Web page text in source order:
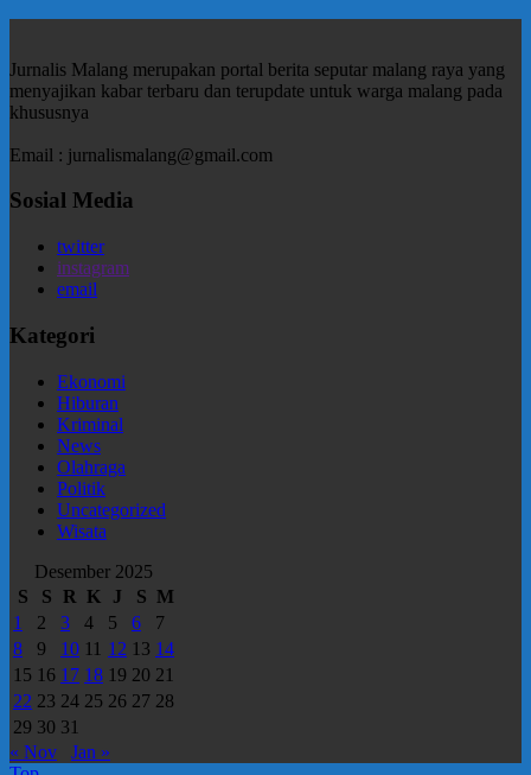
Jurnalis Malang merupakan portal berita seputar malang raya yang
menyajikan kabar terbaru dan terupdate untuk warga malang pada
khususnya
Email : jurnalismalang@gmail.com
Sosial Media
twitter
instagram
email
Kategori
Ekonomi
Hiburan
Kriminal
News
Olahraga
Politik
Uncategorized
Wisata
Desember 2025
S
S R K J S M
1
2 3 4 5 6
7
8
9 10 11 12 13 14
15 16 17 18 19 20 21
22 23 24 25 26 27 28
29 30 31
« Nov
Jan »